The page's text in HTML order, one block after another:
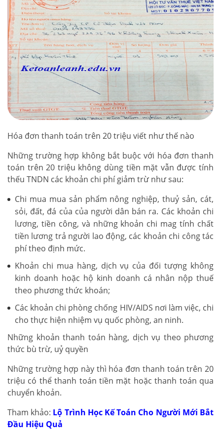
Hóa đơn thanh toán trên 20 triệu viết như thế nào
Những trường hợp không bắt buộc với hóa đơn thanh
toán trên 20 triệu không dùng tiền mặt vẫn được tính
thếu TNDN các khoản chi phí giảm trừ như sau:
Chi mua mua sản phẩm nông nghiệp, thuỷ sản, cát,
sỏi, đất, đá của của người dân bán ra. Các khoản chi
lương, tiền công, và những khoản chi mag tính chất
tiền lương trả người lao động, các khoản chi công tác
phí theo định mức.
Khoản chi mua hàng, dịch vụ của đối tượng không
kinh doanh hoặc hộ kinh doanh cá nhân nộp thuế
theo phương thức khoán;
Các khoản chi phòng chống HIV/AIDS nơi làm việc, chi
cho thực hiện nhiệm vụ quốc phòng, an ninh.
Những khoản thanh toán hàng, dịch vụ theo phương
thức bù trừ, uỷ quyền
Những trường hợp này thì hóa đơn thanh toán trên 20
triệu có thể thanh toán tiền mặt hoặc thanh toán qua
chuyển khoản.
Tham khảo: Lộ Trình Học Kế Toán Cho Người Mới Bắt
Đầu Hiệu Quả